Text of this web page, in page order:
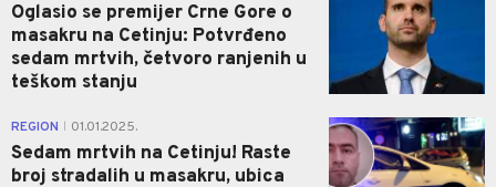
Oglasio se premijer Crne Gore o
masakru na Cetinju: Potvrđeno
sedam mrtvih, četvoro ranjenih u
teškom stanju
REGION 01.01.2025.
Sedam mrtvih na Cetinju! Raste
broj stradalih u masakru, ubica
0